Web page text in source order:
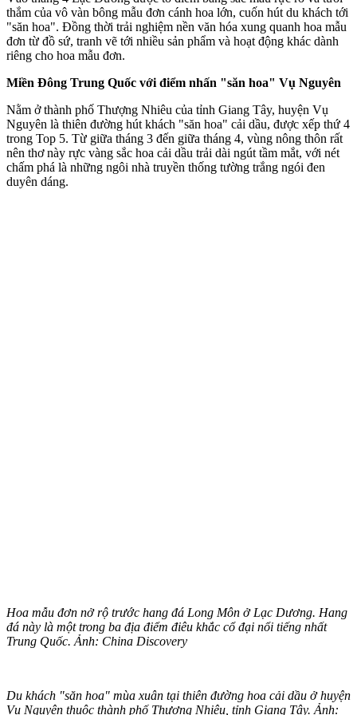
thắm của vô vàn bông mẫu đơn cánh hoa lớn, cuốn hút du khách tới
"săn hoa". Đồng thời trải nghiệm nền văn hóa xung quanh hoa mẫu
đơn từ đồ sứ, tranh vẽ tới nhiều sản phẩm và hoạt động khác dành
riêng cho hoa mẫu đơn.
Miền Đông Trung Quốc với điểm nhấn "săn hoa" Vụ Nguyên
Nằm ở thành phố Thượng Nhiêu của tỉnh Giang Tây, huyện Vụ
Nguyên là thiên đường hút khách "săn hoa" cải dầu, được xếp thứ 4
trong Top 5. Từ giữa tháng 3 đến giữa tháng 4, vùng nông thôn rất
nên thơ này rực vàng sắc hoa cải dầu trải dài ngút tầm mắt, với nét
chấm phá là những ngôi nhà truyền thống tường trắng ngói đen
duyên dáng.
Hoa mẫu đơn nở rộ trước hang đá Long Môn ở Lạc Dương. Hang
đá này là một trong ba địa điểm điêu khắc cổ đại nổi tiếng nhất
Trung Quốc. Ảnh: China Discovery
Du khách "săn hoa" mùa xuân tại thiên đường hoa cải dầu ở huyện
Vụ Nguyên thuộc thành phố Thượng Nhiêu, tỉnh Giang Tây. Ảnh: